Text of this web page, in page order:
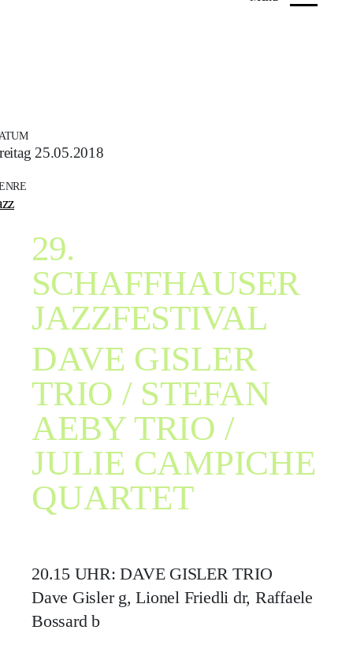
25.05.2018
29.
SCHAFFHAUSER
JAZZFESTIVAL
DAVE GISLER
TRIO / STEFAN
AEBY TRIO /
JULIE CAMPICHE
QUARTET
20.15 UHR: DAVE GISLER TRIO
Dave Gisler g, Lionel Friedli dr, Raffaele
Bossard b